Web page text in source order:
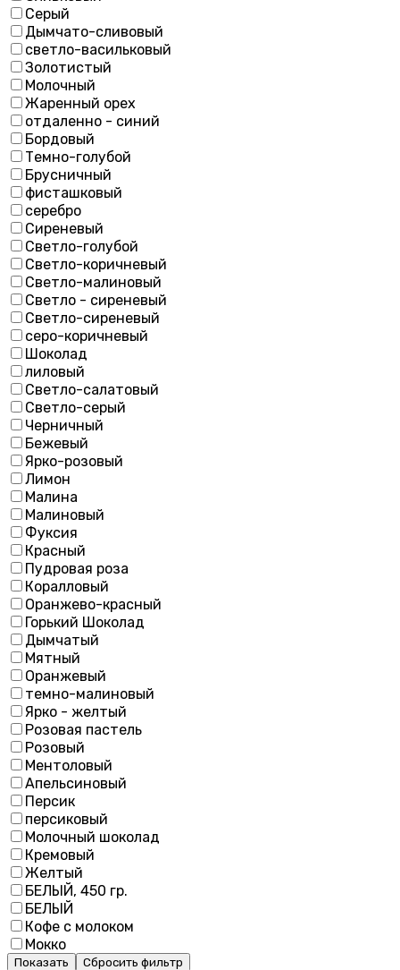
Серый
Дымчато-сливовый
светло-васильковый
Золотистый
Молочный
Жаренный орех
отдаленно - синий
Бордовый
Темно-голубой
Брусничный
фисташковый
серебро
Сиреневый
Светло-голубой
Светло-коричневый
Светло-малиновый
Светло - сиреневый
Светло-сиреневый
серо-коричневый
Шоколад
лиловый
Светло-салатовый
Светло-серый
Черничный
Бежевый
Ярко-розовый
Лимон
Малина
Малиновый
Фуксия
Красный
Пудровая роза
Коралловый
Оранжево-красный
Горький Шоколад
Дымчатый
Мятный
Оранжевый
темно-малиновый
Ярко - желтый
Розовая пастель
Розовый
Ментоловый
Апельсиновый
Персик
персиковый
Молочный шоколад
Кремовый
Желтый
БЕЛЫЙ, 450 гр.
БЕЛЫЙ
Кофе с молоком
Мокко
Показать Сбросить фильтр